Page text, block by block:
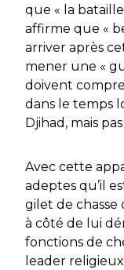
que « la
affirme que «
arriver après
mener une «
doivent
dans le temps
Djihad, mais
Avec cette
adeptes qu’il
gilet de chasse
à côté de lui
fonctions de
leader